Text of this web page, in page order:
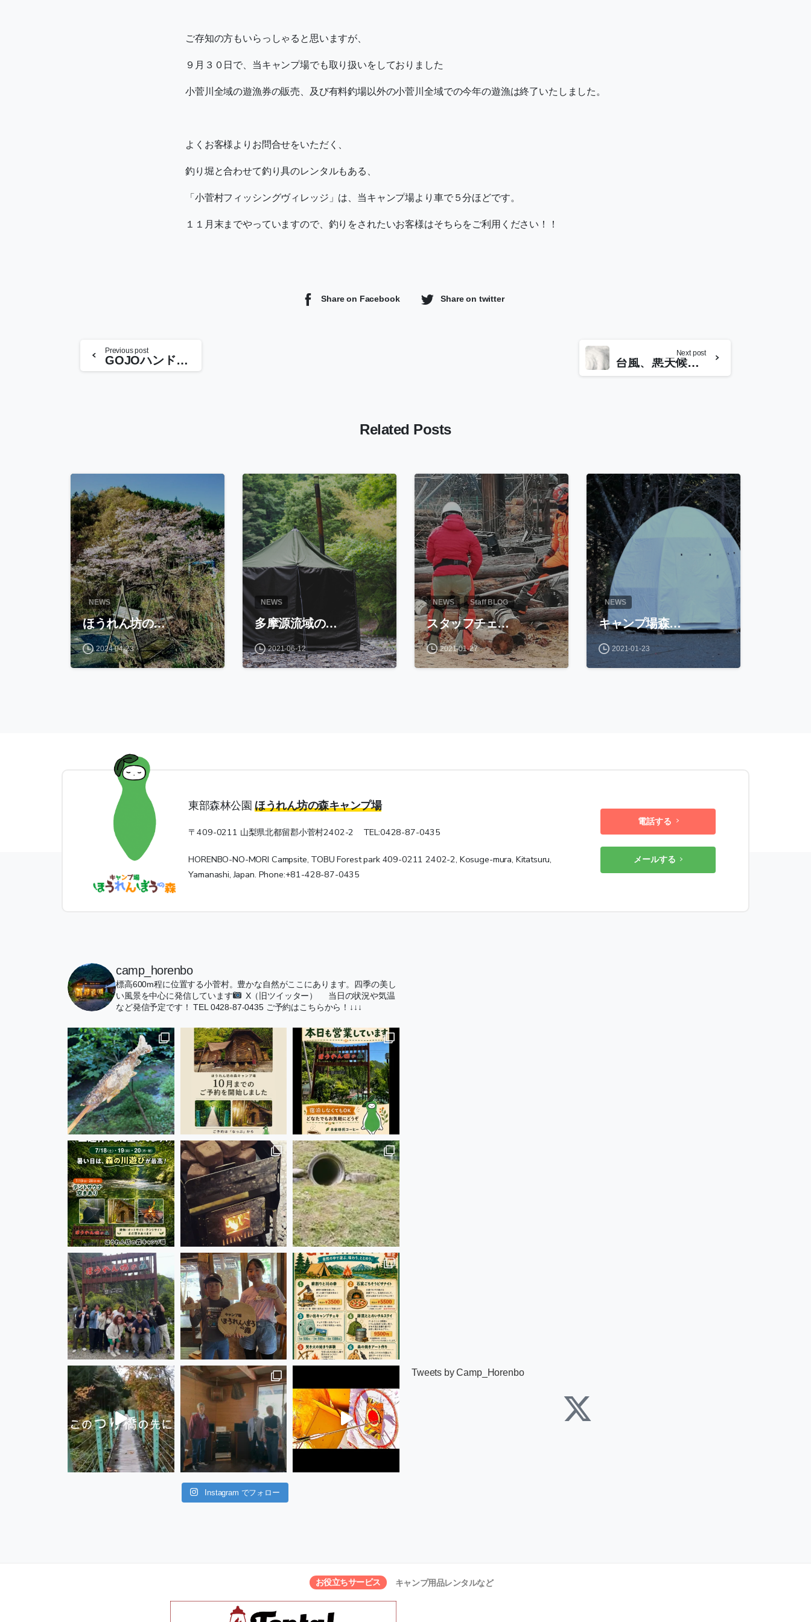
ご存知の方もいらっしゃると思いますが、
９月３０日で、当キャンプ場でも取り扱いをしておりました
小菅川全域の遊漁券の販売、及び有料釣場以外の小菅川全域での今年の遊漁は終了いたしました。
よくお客様よりお問合せをいただく、
釣り堀と合わせて釣り具のレンタルもある、
「小菅村フィッシングヴィレッジ」は、当キャンプ場より車で５分ほどです。
１１月末までやっていますので、釣りをされたいお客様はそちらをご利用ください！！
Share on Facebook Share on twitter
Previous post
GOJOハンドクリーナータオルプレゼント（9月17日～平日限定！）
Next post
台風、悪天候時のキャンセル対応について
Related Posts
NEWS
ほうれん坊の…
2024-04-23
NEWS
多摩源流域の…
2021-06-12
NEWS Staff BLOG
スタッフチェ…
2021-01-27
NEWS
キャンプ場森…
2021-01-23
東部森林公園ほうれん坊の森キャンプ場
〒409-0211 山梨県北都留郡小菅村2402-2 TEL:0428-87-0435
HORENBO-NO-MORI Campsite, TOBU Forest park 409-0211 2402-2, Kosuge-mura, Kitatsuru,
Yamanashi, Japan. Phone:+81-428-87-0435
電話する
メールする
camp_horenbo
標高600m程に位置する小菅村。豊かな自然がここにあります。四季の美し
い風景を中心に発信しています
X（旧ツイッター）
当日の状況や気温
など発信予定です！ TEL 0428-87-0435ご予約はこちらから！↓↓↓
Instagram でフォロー
Tweets by Camp_Horenbo
お役立ちサービス キャンプ用品レンタルなど